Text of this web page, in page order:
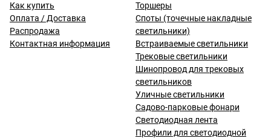
Как купить
Оплата / Доставка
Распродажа
Контактная информация
Торшеры
Споты (точечные накладные
светильники)
Встраиваемые светильники
Трековые светильники
Шинопровод для трековых
светильников
Уличные светильники
Садово-парковые фонари
Светодиодная лента
Профили для светодиодной